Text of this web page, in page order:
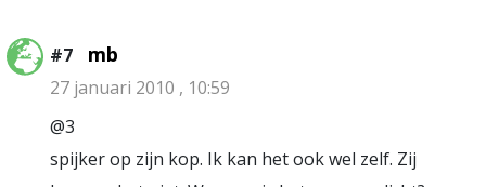
#7 mb
27 januari 2010 , 10:59
@3
spijker op zijn kop. Ik kan het ook wel zelf. Zij